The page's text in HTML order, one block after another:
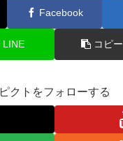
Facebook
LINE コピー
ピクトをフォローする